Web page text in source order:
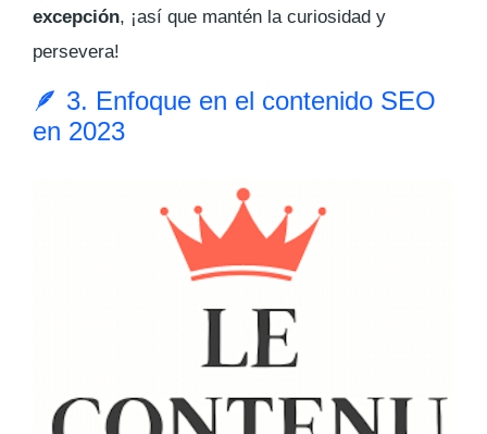
excepción, ¡así que mantén la curiosidad y
persevera!
🪶 3. Enfoque en el contenido SEO
en 2023